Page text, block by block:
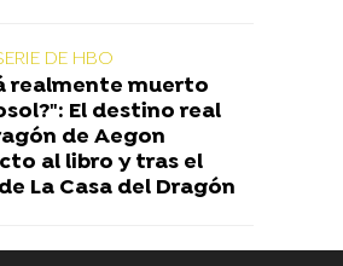
DE HBO
realmente muerto
El destino real
de Aegon
al libro y tras el
La Casa del Dragón